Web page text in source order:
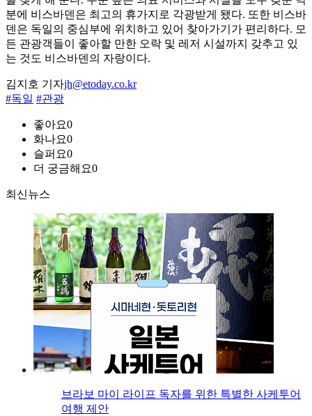
분에 비스바덴은 최고의 휴가지로 각광받게 됐다. 또한 비스바
덴은 독일의 중심부에 위치하고 있어 찾아가기가 편리하다. 모
든 관광객들이 좋아할 만한 오락 및 레저 시설까지 갖추고 있
는 것도 비스바덴의 자랑이다.
김지호 기자jh@etoday.co.kr
#독일 #관광
좋아요0
화나요0
슬퍼요0
더 궁금해요0
최신뉴스
브라보 마이 라이프 독자를 위한 특별한 사케투어
여행 제안